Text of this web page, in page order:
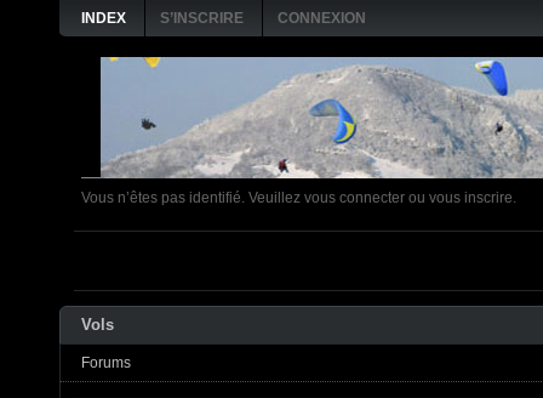
INDEX S’INSCRIRE CONNEXION
Vous n’êtes pas identifié. Veuillez vous connecter ou vous inscrire.
Vols
Forums